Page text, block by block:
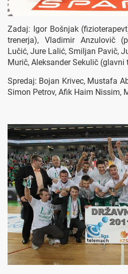
Zadaj: Igor Bošnjak
trenerja), Vladimir Anzulovič
Lučić, Jure Lalić, Smiljan Pavič,
Murič, Aleksander Sekulič (glavni
Spredaj: Bojan Krivec, Mustafa
Simon Petrov, Afik Haim Nissim,